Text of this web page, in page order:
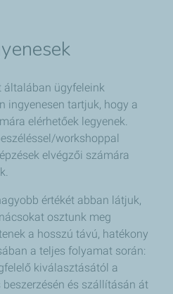
általában ügyfeleink
ingyenesen tartjuk, hogy a
elérhetőek legyenek.
workshoppal
elvégzői számára
értékét abban látjuk,
osztunk meg
a hosszú távú, hatékony
a teljes folyamat során:
kiválasztásától a
és szállításán át